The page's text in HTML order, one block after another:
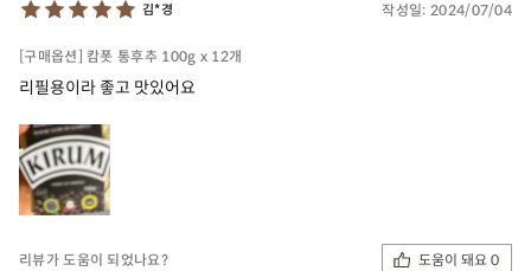
김*경 작성일: 2024/07/04
[구매옵션] 캄폿 통후추 100g x 12개
리필용이라 좋고 맛있어요
리뷰가 도움이 되었나요? 도움이 돼요 0